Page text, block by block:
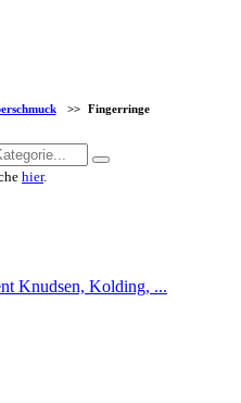
>> Fingerringe
hier.
Knudsen, Kolding, ...